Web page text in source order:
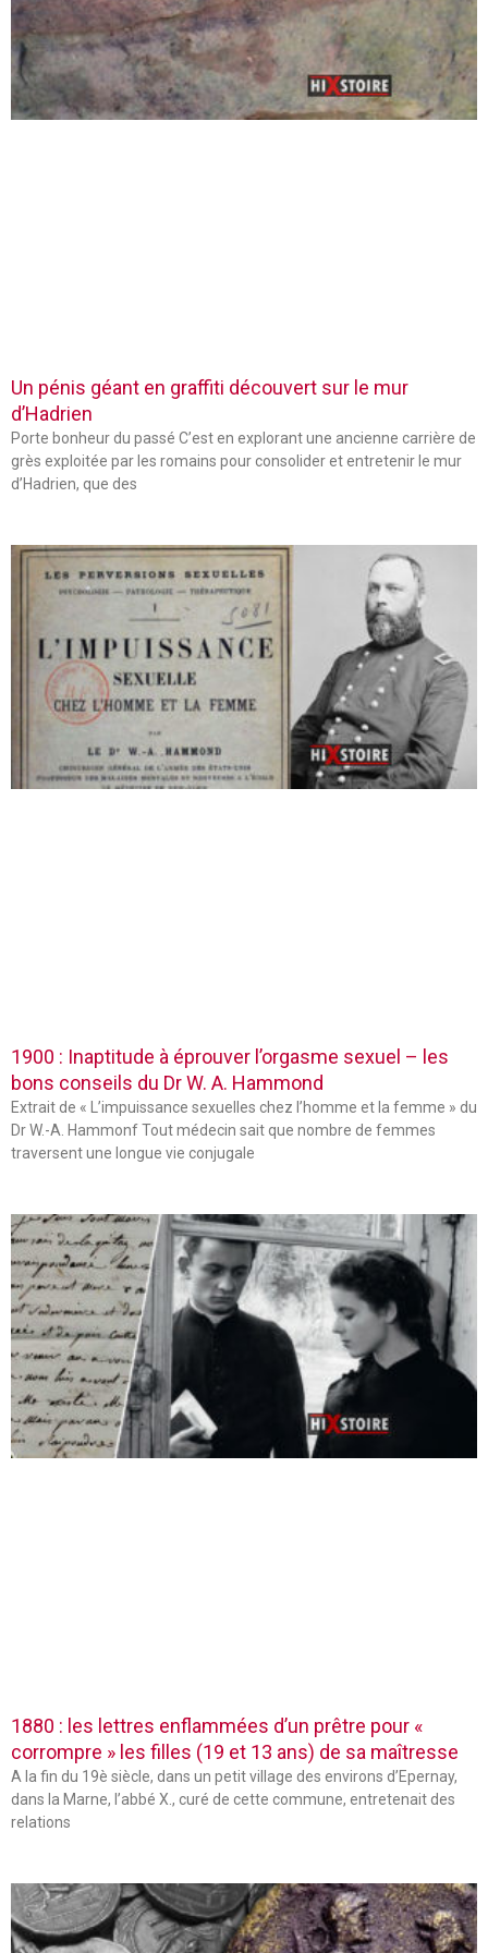
Un pénis géant en graffiti découvert sur le mur
d’Hadrien
Porte bonheur du passé C’est en explorant une ancienne carrière de
grès exploitée par les romains pour consolider et entretenir le mur
d’Hadrien, que des
1900 : Inaptitude à éprouver l’orgasme sexuel – les
bons conseils du Dr W. A. Hammond
Extrait de « L’impuissance sexuelles chez l’homme et la femme » du
Dr W.-A. Hammonf Tout médecin sait que nombre de femmes
traversent une longue vie conjugale
1880 : les lettres enflammées d’un prêtre pour «
corrompre » les filles (19 et 13 ans) de sa maîtresse
A la fin du 19è siècle, dans un petit village des environs d’Epernay,
dans la Marne, l’abbé X., curé de cette commune, entretenait des
relations